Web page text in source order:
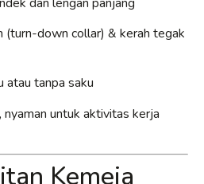
(turn-down collar) & kerah tegak
atau tanpa saku
nyaman untuk aktivitas kerja
Kemeja